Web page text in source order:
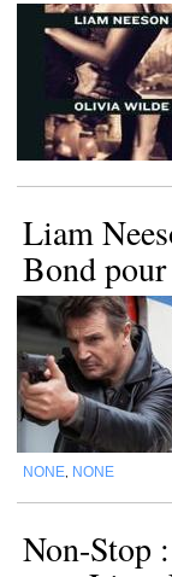
Liam
Bond
NONE NONE
Non-Stop